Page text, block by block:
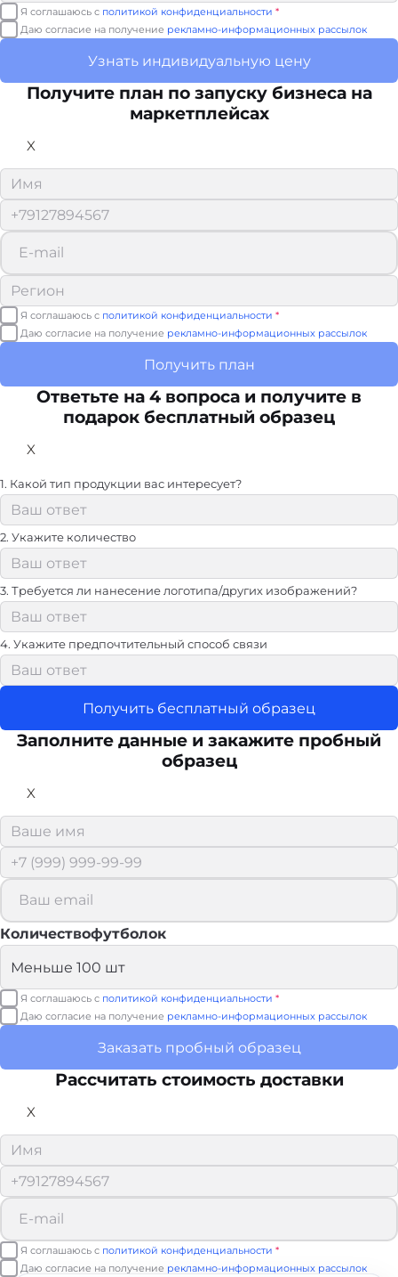
Я соглашаюсь с политикой конфиденциальности *
Даю согласие на получение рекламно-информационных рассылок
Узнать индивидуальную цену
Получите план по запуску бизнеса на
маркетплейсах
X
Я соглашаюсь с политикой конфиденциальности *
Даю согласие на получение рекламно-информационных рассылок
Получить план
Ответьте на 4 вопроса и получите в
подарок бесплатный образец
X
1. Какой тип продукции вас интересует?
2. Укажите количество
3. Требуется ли нанесение логотипа/других изображений?
4. Укажите предпочтительный способ связи
Получить бесплатный образец
Заполните данные и закажите пробный
образец
X
Количествофутболок
Я соглашаюсь с политикой конфиденциальности *
Даю согласие на получение рекламно-информационных рассылок
Заказать пробный образец
Рассчитать стоимость доставки
X
Я соглашаюсь с политикой конфиденциальности *
Даю согласие на получение рекламно-информационных рассылок